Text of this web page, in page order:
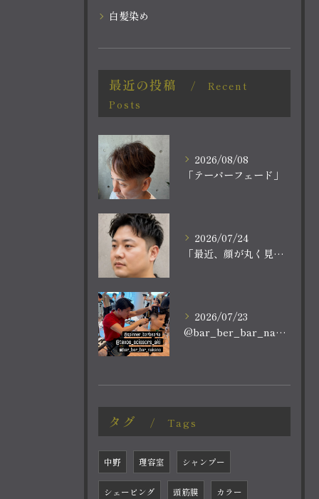
白髪染め
最近の投稿
Recent
Posts
2026/08/08
「テーパーフェード」
2026/07/24
「最近、顔が丸く見える。
2026/07/23
@bar_ber_bar_nakano
タグ Tags
中野 理容室 シャンプー
シェービング 頭筋膜 カラー